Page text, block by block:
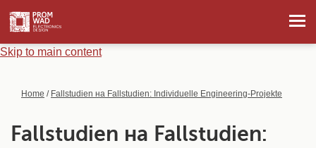
Skip to main content
Home / Fallstudien на Fallstudien: Individuelle Engineering-Projekte
Fallstudien на Fallstudien: